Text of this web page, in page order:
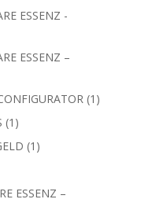
ESSENZ -
ESSENZ –
1 1
1 1
Produkt
1 1
ESSENZ –